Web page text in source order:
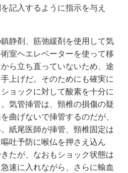
記入するように指示を与え
静剤、筋弛緩剤を使用して気
室ヘエレベーターを使って移
ら立ち直っていないため、途
上げだ。そのためにも確実に
ョックに対して酸素を十分に
気管挿管は、頸椎の損傷の疑
曲げないで挿管するのだが、
紙尾医師が挿管、頸椎固定は
吐予防に喉仏を押さえ込ん
たが、なおもショック状態は
速に入れながら、さらに輸血